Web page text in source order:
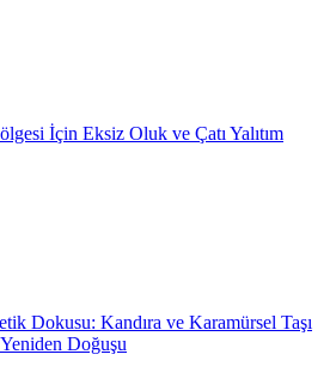
İçin Eksiz Oluk ve Çatı Yalıtım
Dokusu: Kandıra ve Karamürsel Taşı
Doğuşu